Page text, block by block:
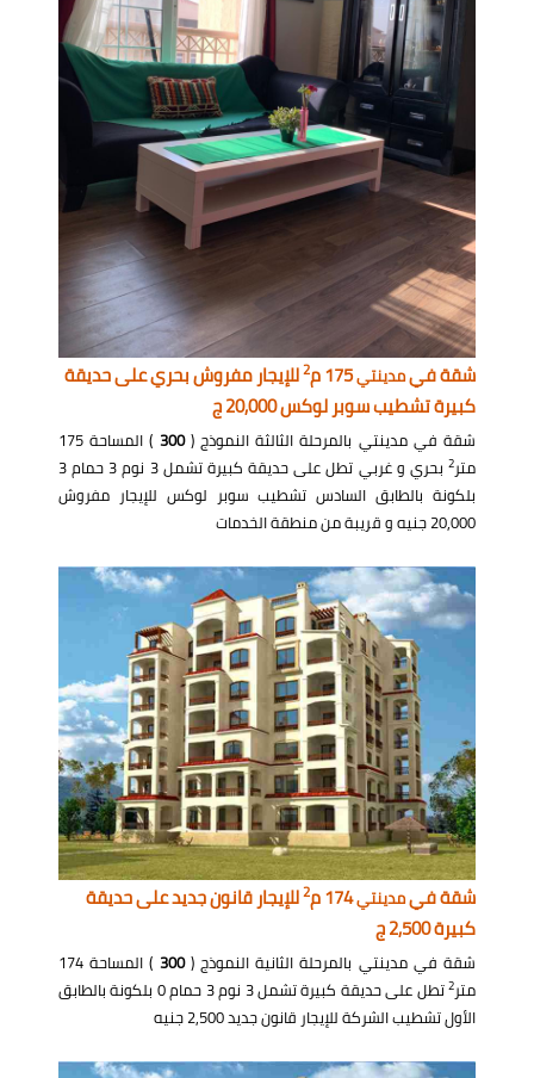
شقة فيمدينتي175 م 2للإيجار مفروش بحري على حديقة
كبيرة تشطيب سوبر لوكس 20,000 ج
شقة في مدينتي بالمرحلة الثالثة النموذج (300
) المساحة 175
متر2
بحري و غربي تطل على حديقة كبيرة تشمل 3 نوم 3 حمام 3
بلكونة بالطابق السادس تشطيب سوبر لوكس للإيجار مفروش
20,000 جنيه و قريبة من منطقة الخدمات
شقة فيمدينتي174 م 2للإيجار قانون جديد على حديقة
كبيرة 2,500 ج
شقة في مدينتي بالمرحلة الثانية النموذج (300
) المساحة 174
متر2
تطل على حديقة كبيرة تشمل 3 نوم 3 حمام 0 بلكونة بالطابق
الأول تشطيب الشركة للإيجار قانون جديد 2,500 جنيه